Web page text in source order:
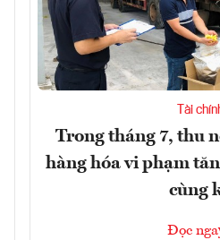
Tài
Trong tháng 7, thu
hàng hóa vi phạm
cùng
Đọc